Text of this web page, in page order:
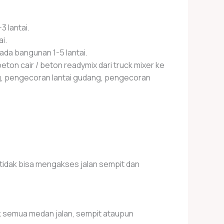
lantai.
bangunan 1-5 lantai.
cair / beton readymix dari truck mixer ke
pengecoran lantai gudang, pengecoran
bisa mengakses jalan sempit dan
medan jalan, sempit ataupun